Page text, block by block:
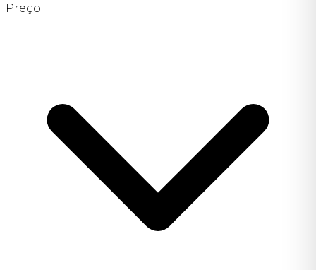
Preço